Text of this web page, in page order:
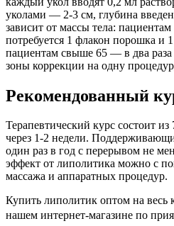
уколами — 2-3 см, глубина
зависит от массы тела:
потребуется 1 флакон порошка и
пациентам свыше 65 — в два
зоны коррекции на одну
Рекомендованный
Терапевтический курс состоит
через 1-2 недели.
один раз в год с перерывом не
эффект от липолитика можно с
массажа и аппаратных процедур.
Купить липолитик оптом на весь
нашем интернет-магазине по